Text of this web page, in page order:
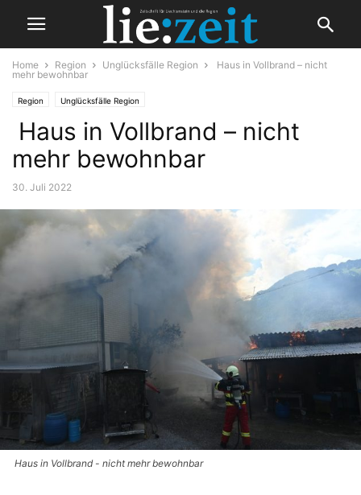
Home Region Unglücksfälle Region
Haus in Vollbrand – nicht
mehr bewohnbar
Region Unglücksfälle Region
Haus in Vollbrand – nicht
mehr bewohnbar
30. Juli 2022
Haus in Vollbrand - nicht mehr bewohnbar